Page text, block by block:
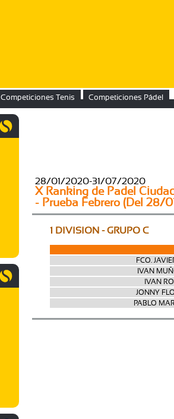
Competiciones Tenis Competiciones Pádel
28/01/2020-31/07/2020
X Ranking de Padel
- Prueba Febrero (Del 28/
1 DIVISION - GRUPO C
FCO.
IVAN
IVAN
JONNY
PABLO